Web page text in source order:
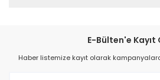
E-Bülten'e Kayıt
Haber listemize kayıt olarak